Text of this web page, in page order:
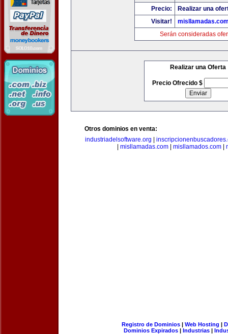
Precio:
Realizar una
Visitar!
Serán consideradas
Realizar una Oferta
Precio Ofrecido $
Otros dominios en venta:
industriadelsoftware.org
misllamadas.com| misllamados.com|
Registro de Dominios| Web Hosting |
Dominios Expirados | Industrias |